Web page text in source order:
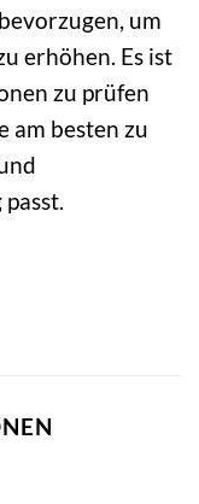
um
erhöhen. Es ist
zu prüfen
am besten zu